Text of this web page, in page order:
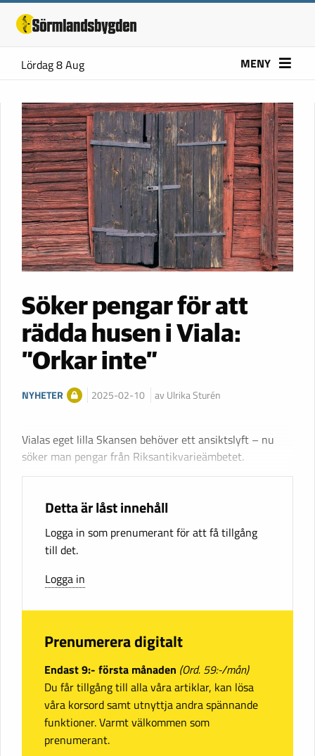
Lördag 8 Aug MENY
Söker pengar för att
rädda husen i Viala:
”Orkar inte”
NYHETER 2025-02-10 av Ulrika Sturén
Vialas eget lilla Skansen behöver ett ansiktslyft – nu
söker man pengar från Riksantikvarieämbetet.
Detta är låst innehåll
Logga in som prenumerant för att få tillgång
till det.
Logga in
Prenumerera digitalt
Endast 9:- första månaden (Ord. 59:-/mån)
Du får tillgång till alla våra artiklar, kan lösa
våra korsord samt utnyttja andra spännande
funktioner. Varmt välkommen som
prenumerant.